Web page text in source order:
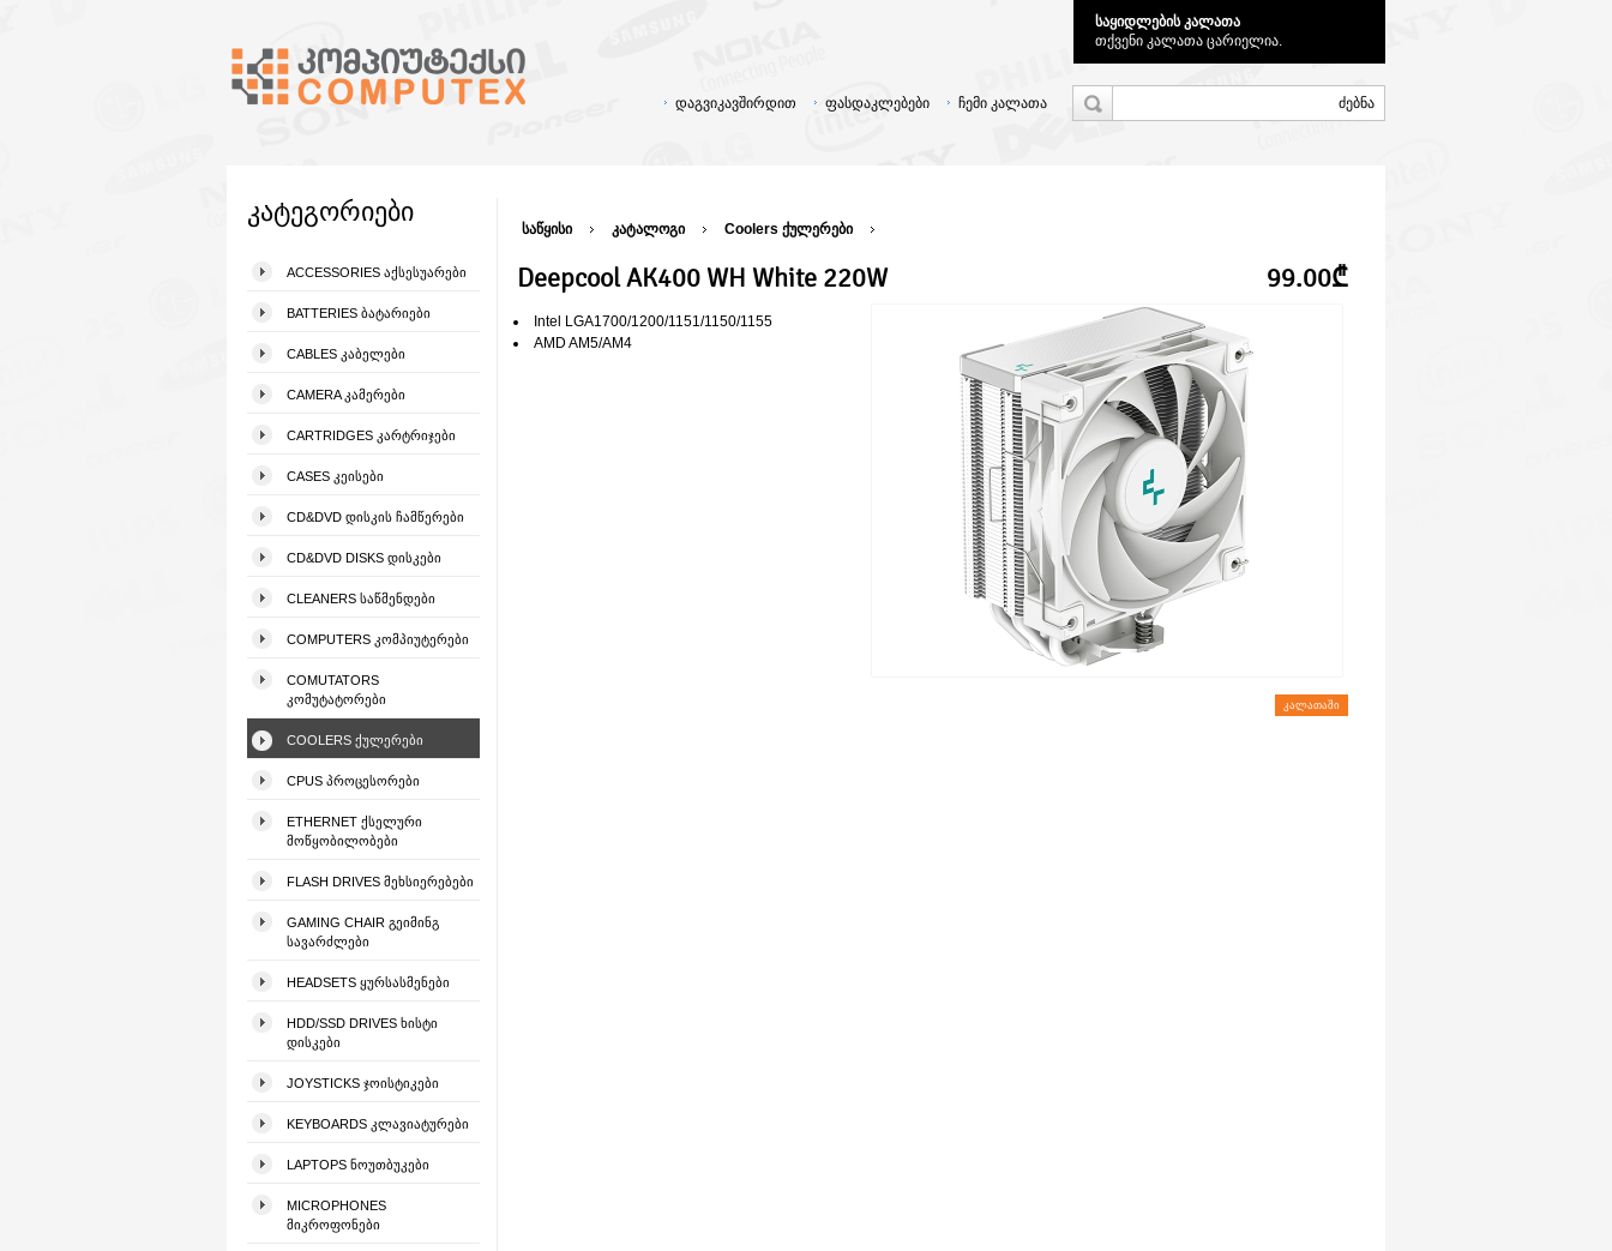
საყიდლების კალათა
თქვენი კალათა ცარიელია.
ჩემი კალათა
ფასდაკლებები
დაგვიკავშირდით
კატეგორიები
ACCESSORIES ᲐᲥᲡᲔᲡᲣᲐᲠᲔᲑᲘ
BATTERIES ᲑᲐᲢᲐᲠᲘᲔᲑᲘ
CABLES ᲙᲐᲑᲔᲚᲔᲑᲘ
CAMERA ᲙᲐᲛᲔᲠᲔᲑᲘ
CARTRIDGES ᲙᲐᲠᲢᲠᲘᲯᲔᲑᲘ
CASES ᲙᲔᲘᲡᲔᲑᲘ
CD&DVD ᲓᲘᲡᲙᲘᲡ ᲩᲐᲛᲬᲔᲠᲔᲑᲘ
CD&DVD DISKS ᲓᲘᲡᲙᲔᲑᲘ
CLEANERS ᲡᲐᲬᲛᲔᲜᲓᲔᲑᲘ
COMPUTERS ᲙᲝᲛᲞᲘᲣᲢᲔᲠᲔᲑᲘ
COMUTATORS
ᲙᲝᲛᲣᲢᲐᲢᲝᲠᲔᲑᲘ
COOLERS ᲥᲣᲚᲔᲠᲔᲑᲘ
CPUS ᲞᲠᲝᲪᲔᲡᲝᲠᲔᲑᲘ
ETHERNET ᲥᲡᲔᲚᲣᲠᲘ
ᲛᲝᲬᲧᲝᲑᲘᲚᲝᲑᲔᲑᲘ
FLASH DRIVES ᲛᲔᲮᲡᲘᲔᲠᲔᲑᲔᲑᲘ
GAMING CHAIR ᲒᲔᲘᲛᲘᲜᲒ
ᲡᲐᲕᲐᲠᲫᲚᲔᲑᲘ
HEADSETS ᲧᲣᲠᲡᲐᲡᲛᲔᲜᲔᲑᲘ
HDD/SSD DRIVES ᲮᲘᲡᲢᲘ
ᲓᲘᲡᲙᲔᲑᲘ
JOYSTICKS ᲯᲝᲘᲡᲢᲘᲙᲔᲑᲘ
KEYBOARDS ᲙᲚᲐᲕᲘᲐᲢᲣᲠᲔᲑᲘ
LAPTOPS ᲜᲝᲣᲗᲑᲣᲙᲔᲑᲘ
MICROPHONES
ᲛᲘᲙᲠᲝᲤᲝᲜᲔᲑᲘ
საწყისი კატალოგი Coolers ქულერები
Deepcool AK400 WH White 220W 99.00₾
Intel LGA1700/1200/1151/1150/1155
AMD AM5/AM4
ᲙᲐᲚᲐᲗᲐᲨᲘ